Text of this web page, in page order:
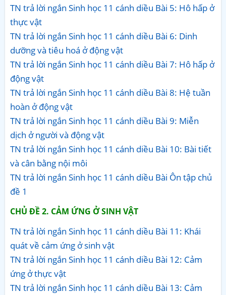
TN trả lời ngắn Sinh học 11 cánh diều Bài 5: Hô hấp ở
thực vật
TN trả lời ngắn Sinh học 11 cánh diều Bài 6: Dinh
dưỡng và tiêu hoá ở động vật
TN trả lời ngắn Sinh học 11 cánh diều Bài 7: Hô hấp ở
động vật
TN trả lời ngắn Sinh học 11 cánh diều Bài 8: Hệ tuần
hoàn ở động vật
TN trả lời ngắn Sinh học 11 cánh diều Bài 9: Miễn
dịch ở người và động vật
TN trả lời ngắn Sinh học 11 cánh diều Bài 10: Bài tiết
và cân bằng nội môi
TN trả lời ngắn Sinh học 11 cánh diều Bài Ôn tập chủ
đề 1
CHỦ ĐỀ 2. CẢM ỨNG Ở SINH VẬT
TN trả lời ngắn Sinh học 11 cánh diều Bài 11: Khái
quát về cảm ứng ở sinh vật
TN trả lời ngắn Sinh học 11 cánh diều Bài 12: Cảm
ứng ở thực vật
TN trả lời ngắn Sinh học 11 cánh diều Bài 13: Cảm